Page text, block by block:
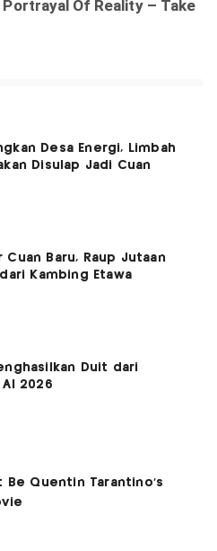
Desa Energi, Limbah
Disulap Jadi Cuan
Cuan Baru, Raup Jutaan
Kambing Etawa
Duit dari
2026